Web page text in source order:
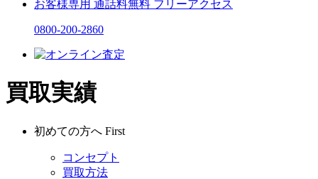
お客様専用 通話料無料 フリーアクセス
0800-200-2860
買取実績
初めての方へ First
コンセプト
買取方法